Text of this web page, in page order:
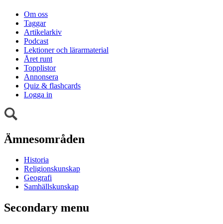
Om oss
Taggar
Artikelarkiv
Podcast
Lektioner och lärarmaterial
Året runt
Topplistor
Annonsera
Quiz & flashcards
Logga in
Ämnesområden
Historia
Religionskunskap
Geografi
Samhällskunskap
Secondary menu